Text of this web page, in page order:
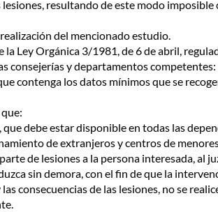
resultando de este modo
del mencionado estudio.
Ley Orgánica 3/1981, de 6 de abril,
consejerías y departamentos competentes:
contenga los datos mínimos que se
debe estar disponible en todas las
de extranjeros y centros de
de lesiones a la persona interesada, al
sin demora, con el fin de que la
consecuencias de las lesiones, no se